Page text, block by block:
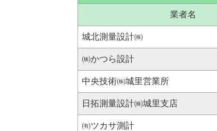
業者名
城北測量設計㈱
㈱かつら設計
中央技術㈱城里営業所
日拓測量設計㈱城里支店
㈲ツカサ測計